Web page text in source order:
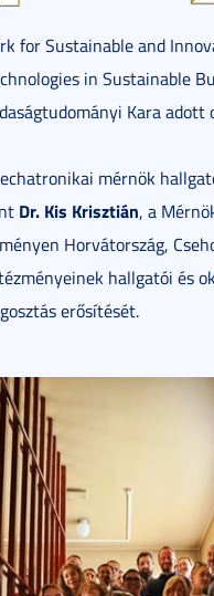
for Sustainable and
in Sustainable
Kara
mérnök
Dr. Kis Krisztián, a
Horvátország,
hallgatói és
erősítését.